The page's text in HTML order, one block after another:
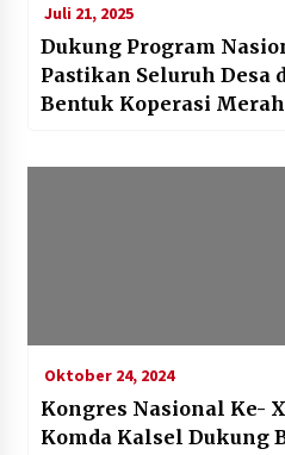
Juli 21, 2025
Dukung Program
Pastikan Seluruh Desa
Bentuk Koperasi
Oktober 24, 2024
Kongres Nasional Ke-
Komda Kalsel Dukung